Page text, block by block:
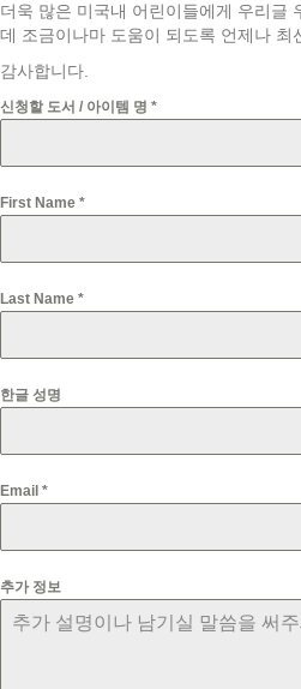
더욱 많은 미국내 어린이들에게 우리글
데 조금이나마 도움이 되도록 언제나 최
감사합니다.
신청할 도서 / 아이템 명 *
First Name *
Last Name *
한글 성명
Email *
추가 정보